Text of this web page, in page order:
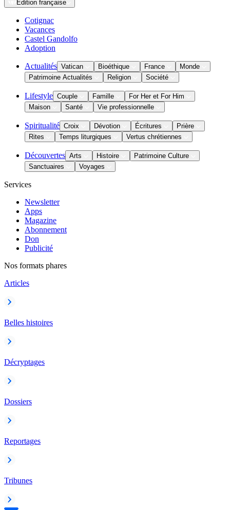
Édition française
Cotignac
Vacances
Castel Gandolfo
Adoption
Actualités Vatican Bioéthique France
Monde
Patrimoine Actualités
Religion Société
Lifestyle Couple Famille
For Her et For Him
Maison
Santé Vie professionnelle
Spiritualité Croix Dévotion Écritures
Prière
Rites
Temps liturgiques Vertus chrétiennes
Découvertes Arts Histoire
Patrimoine Culture
Sanctuaires
Voyages
Services
Newsletter
Apps
Magazine
Abonnement
Don
Publicité
Nos formats phares
Articles
Belles histoires
Décryptages
Dossiers
Reportages
Tribunes